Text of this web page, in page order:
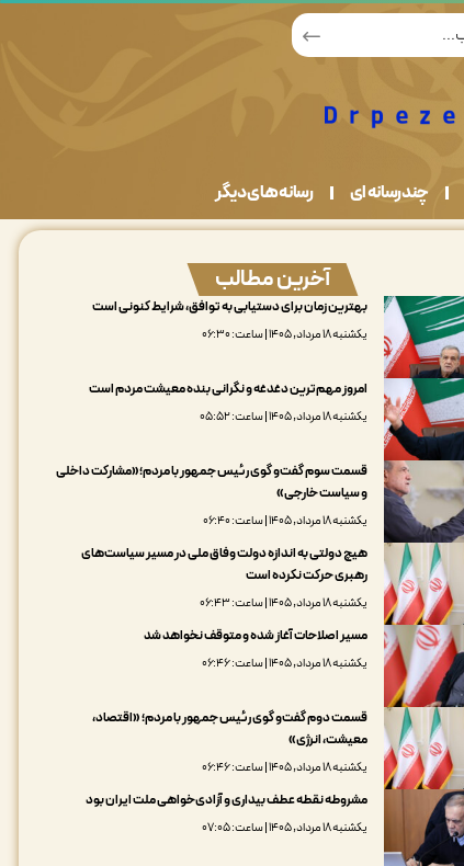
چندرسانه ای رسانه های دیگر
آخرین مطالب
بهترین زمان برای دستیابی به توافق، شرایط کنونی است
یکشنبه ۱۸ مرداد, ۱۴۰۵ | ساعت: ۰۶:۳۰
امروز مهم‌ترین دغدغه و نگرانی بنده معیشت مردم است
یکشنبه ۱۸ مرداد, ۱۴۰۵ | ساعت: ۰۵:۵۲
قسمت سوم گفت‌و گوی رئیس جمهور با مردم؛«مشارکت داخلی
و سیاست خارجی»
یکشنبه ۱۸ مرداد, ۱۴۰۵ | ساعت: ۰۶:۴۰
هیچ دولتی به اندازه دولت وفاق ملی در مسیر سیاست‌های
رهبری حرکت نکرده است
یکشنبه ۱۸ مرداد, ۱۴۰۵ | ساعت: ۰۶:۴۳
مسیر اصلاحات آغاز شده و متوقف نخواهد شد
یکشنبه ۱۸ مرداد, ۱۴۰۵ | ساعت: ۰۶:۴۶
قسمت دوم گفت‌و گوی رئیس جمهور با مردم؛ «اقتصاد،
معیشت، انرژی»
یکشنبه ۱۸ مرداد, ۱۴۰۵ | ساعت: ۰۶:۴۶
مشروطه نقطه عطف بیداری و آزادی‌خواهی ملت ایران بود
یکشنبه ۱۸ مرداد, ۱۴۰۵ | ساعت: ۰۷:۰۵